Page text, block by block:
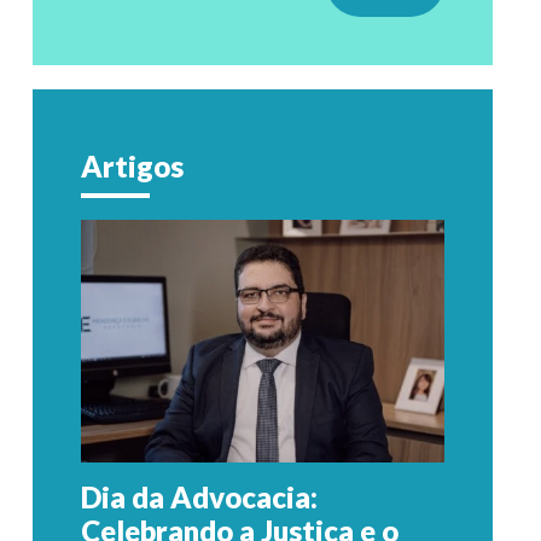
Artigos
Dia da Advocacia:
Celebrando a Justiça e o